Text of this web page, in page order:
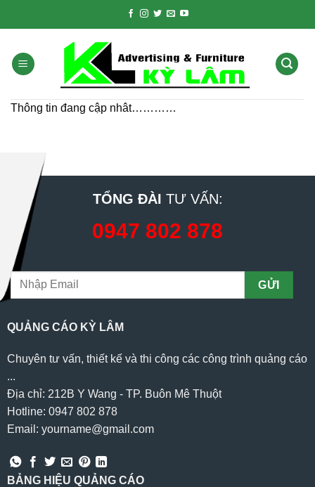
Thông tin đang cập nhât…………
TỔNG ĐÀI TƯ VẤN:
0947 802 878
QUẢNG CÁO KỲ LÂM
Chuyên tư vấn, thiết kế và thi công các công trình quảng cáo
...
Địa chỉ: 212B Y Wang - TP. Buôn Mê Thuột
Hotline: 0947 802 878
Email: yourname@gmail.com
BẢNG HIỆU QUẢNG CÁO